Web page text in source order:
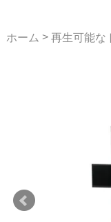
ホーム > 再生可能な